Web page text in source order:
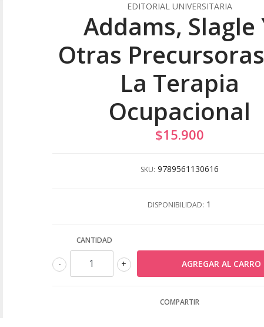
EDITORIAL UNIVERSITARIA
Addams, Slagle
Otras
La Terapia
Ocupacional
$15.900
SKU: 9789561130616
DISPONIBILIDAD: 1
CANTIDAD
+
-
COMPARTIR